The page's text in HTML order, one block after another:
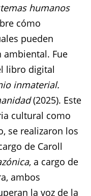
humanos
cómo
pueden
Fue
libro digital
inmaterial.
(2025). Este
cultural como
se realizaron los
de Caroll
, a cargo de
ambos
la voz de la